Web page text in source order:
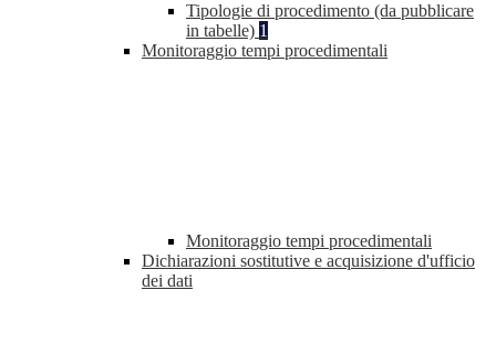
Tipologie di procedimento (da pubblicare
in tabelle) 1
Monitoraggio tempi procedimentali
Monitoraggio tempi procedimentali
Dichiarazioni sostitutive e acquisizione d'ufficio
dei dati